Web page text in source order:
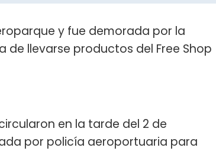
y fue demorada por la
llevarse productos del Free Shop
en la tarde del 2 de
por policía aeroportuaria para